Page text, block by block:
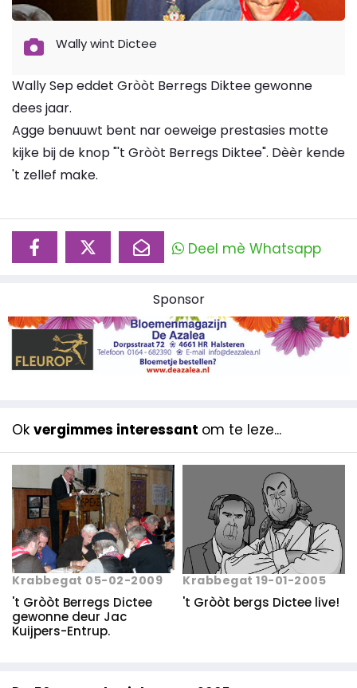
Wally wint Dictee
Wally Sep eddet Gròòt Berregs Diktee gewonne
dees jaar.
Agge benuuwt bent nar oeweige prestasies motte
kijke bij de knop "'t Gròòt Berregs Diktee". Dèèr kende
't zellef make.
Deel mè Whatsapp
Sponsor
Ok vergimmes interessant om te leze...
Krabbegat 05-02-2009
't Gròòt Berregs Dictee
gewonne deur Jac
Kuijpers-Entrup.
Krabbegat 19-01-2005
't Gròòt bergs Dictee live!